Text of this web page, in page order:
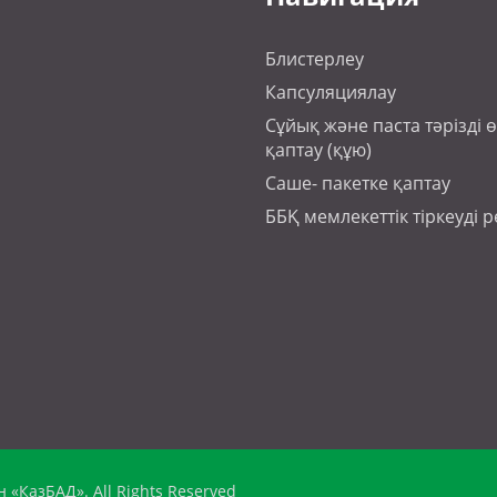
Блистерлеу
Капсуляциялау
Сұйық және паста тәрізді
қаптау (құю)
Саше- пакетке қаптау
ББҚ мемлекеттік тіркеуді
«КазБАД». All Rights Reserved